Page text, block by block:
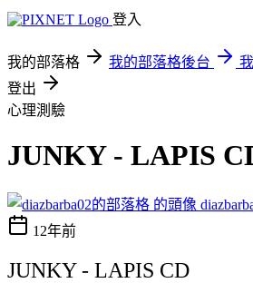
登入
我的部落格 我的部落格後台
登出
心理測驗
JUNKY - LAPIS
12年前
JUNKY - LAPIS CD